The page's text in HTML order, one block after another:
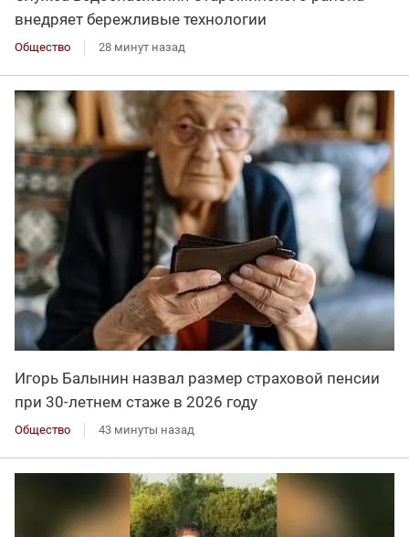
внедряет бережливые технологии
Общество 28 минут назад
Игорь Балынин назвал размер страховой пенсии
при 30-летнем стаже в 2026 году
Общество 43 минуты назад